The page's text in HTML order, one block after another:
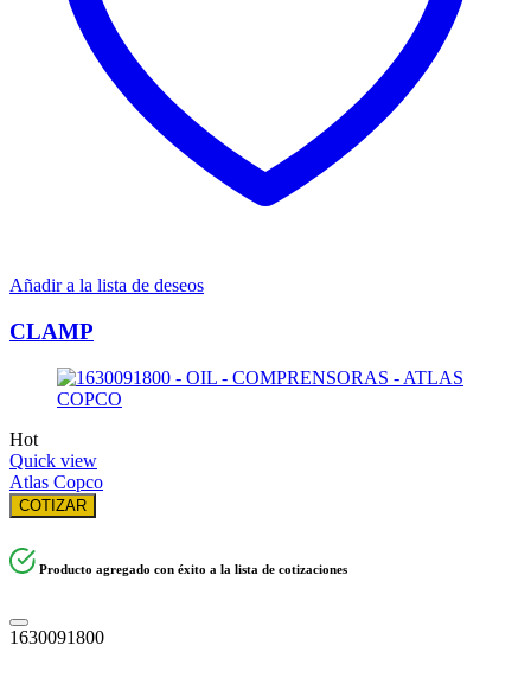
Añadir a la lista de deseos
CLAMP
Hot
Quick view
Atlas Copco
COTIZAR
Producto agregado con éxito a la lista de cotizaciones
1630091800